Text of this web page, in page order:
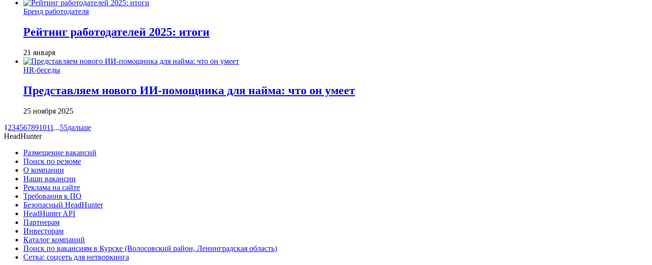
Бренд работодателя
Рейтинг работодателей 2025: итоги
21 января
HR-беседы
Представляем нового ИИ-помощника для найма: что он умеет
25 ноября 2025
1 234567891011 ...55дальше
HeadHunter
Размещение вакансий
Поиск по резюме
О компании
Наши вакансии
Реклама на сайте
Требования к ПО
Безопасный HeadHunter
HeadHunter API
Партнерам
Инвесторам
Каталог компаний
Поиск по вакансиям в Курске (Волосовский район, Ленинградская область)
Сетка: соцсеть для нетворкинга